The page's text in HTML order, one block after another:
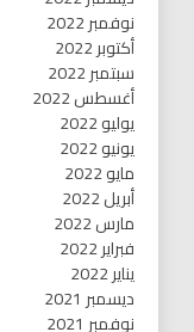
نوفمبر 2022
أكتوبر 2022
سبتمبر 2022
أغسطس 2022
يوليو 2022
يونيو 2022
مايو 2022
أبريل 2022
مارس 2022
فبراير 2022
يناير 2022
ديسمبر 2021
نوفمبر 2021